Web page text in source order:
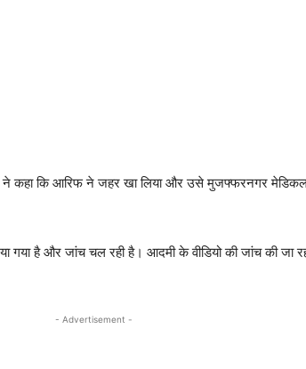
कहा कि आरिफ ने जहर खा लिया और उसे मुजफ्फरनगर
गया है और जांच चल रही है। आदमी के वीडियो की जांच की
- Advertisement -